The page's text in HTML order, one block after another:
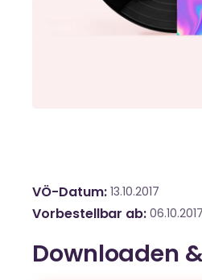
VÖ-Datum 13.10.2017
Vorbestellbar ab 06.10.2017
Downloaden